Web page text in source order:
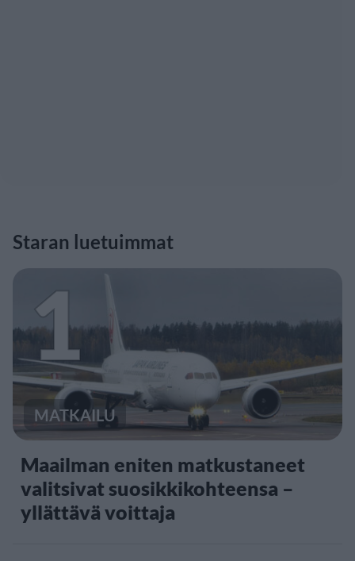
Staran luetuimmat
1
MATKAILU
Maailman eniten matkustaneet
valitsivat suosikkikohteensa –
yllättävä voittaja